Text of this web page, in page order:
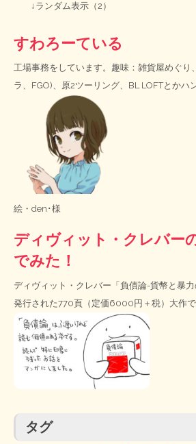
↓ランダム表示（2）
すわろーている
工場事務をしています。趣味：雑貨屋めぐり
ラ、FGO)、原2ツーリング、BL LOFTとかハ
絵・ den･様
ディヴィット・クレバー
でみた！
ディヴィット・クレバー「負債論-貨幣と暴
発行された770頁（定価6000円＋税）大作で
タグ